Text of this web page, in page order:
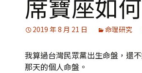
陳樂融舞台劇及音樂劇
作品演出紀錄
席寶座如何
2019 年 8 月 21 日 命理研究
我算過台灣民眾黨出生命盤，還
那天的個人命盤。